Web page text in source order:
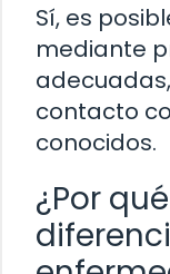
Sí, es
mediante
contacto
conocidos.
¿Por